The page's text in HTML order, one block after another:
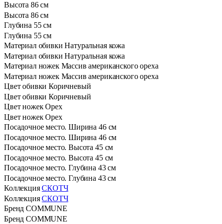
Высота 86 см
Высота 86 см
Глубина 55 см
Глубина 55 см
Материал обивки Натуральная кожа
Материал обивки Натуральная кожа
Материал ножек Массив американского ореха
Материал ножек Массив американского ореха
Цвет обивки Коричневый
Цвет обивки Коричневый
Цвет ножек Орех
Цвет ножек Орех
Посадочное место. Ширина 46 см
Посадочное место. Ширина 46 см
Посадочное место. Высота 45 см
Посадочное место. Высота 45 см
Посадочное место. Глубина 43 см
Посадочное место. Глубина 43 см
Коллекция СКОТЧ
Коллекция СКОТЧ
Бренд COMMUNE
Бренд COMMUNE